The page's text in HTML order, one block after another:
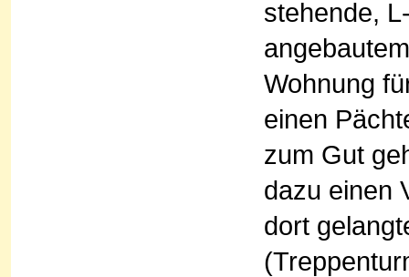
stehende,
Wohnung
einen
zum Gut
dazu einen
dort